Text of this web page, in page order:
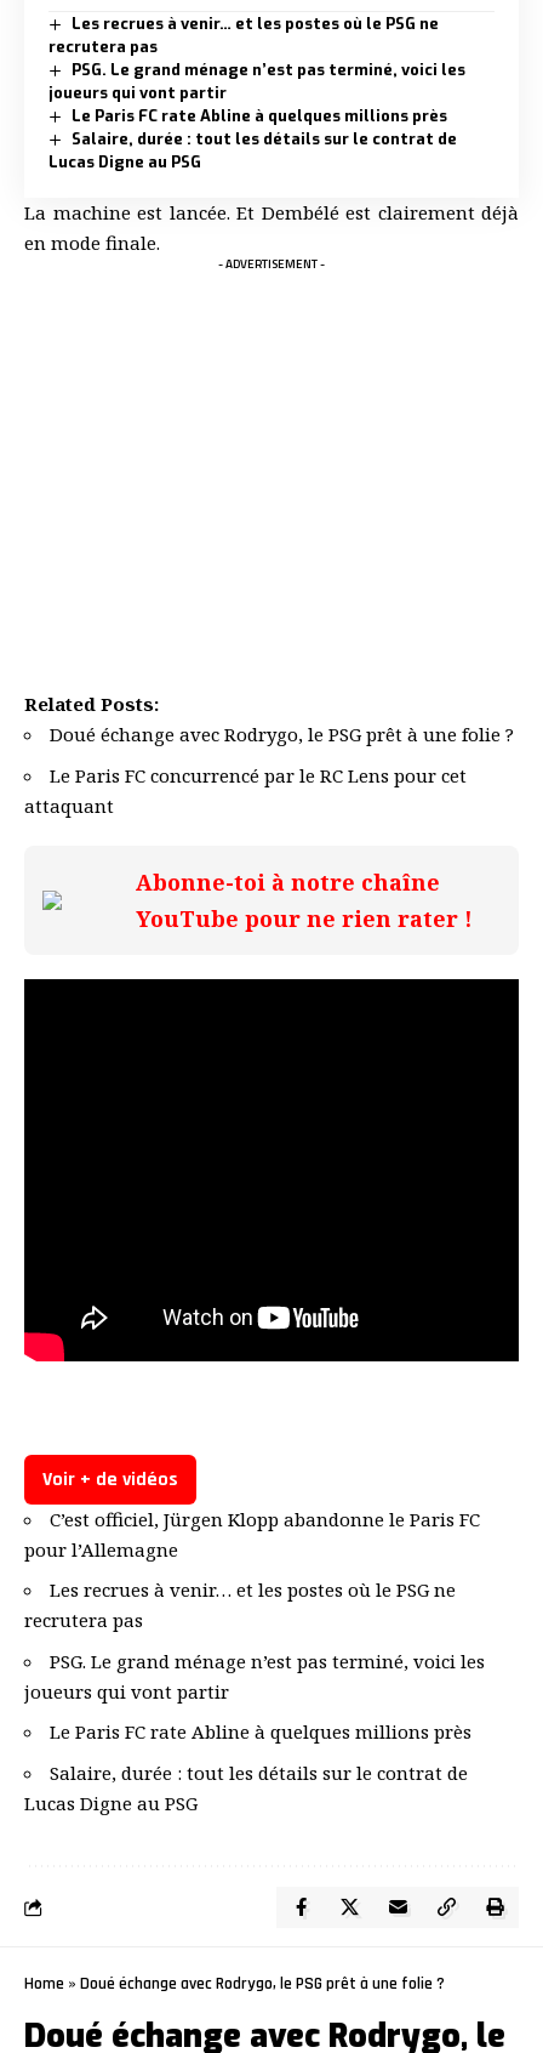
Les recrues à venir… et les postes où le PSG ne
recrutera pas
PSG. Le grand ménage n’est pas terminé, voici les
joueurs qui vont partir
Le Paris FC rate Abline à quelques millions près
Salaire, durée : tout les détails sur le contrat de
Lucas Digne au PSG
La machine est lancée. Et Dembélé est clairement déjà
en mode finale.
- ADVERTISEMENT -
Related Posts:
Doué échange avec Rodrygo, le PSG prêt à une folie ?
Le Paris FC concurrencé par le RC Lens pour cet
attaquant
Abonne-toi à notre chaîne
YouTube pour ne rien rater !
Voir + de vidéos
C’est officiel, Jürgen Klopp abandonne le Paris FC
pour l’Allemagne
Les recrues à venir… et les postes où le PSG ne
recrutera pas
PSG. Le grand ménage n’est pas terminé, voici les
joueurs qui vont partir
Le Paris FC rate Abline à quelques millions près
Salaire, durée : tout les détails sur le contrat de
Lucas Digne au PSG
Home » Doué échange avec Rodrygo, le PSG prêt à une folie ?
Doué échange avec Rodrygo, le